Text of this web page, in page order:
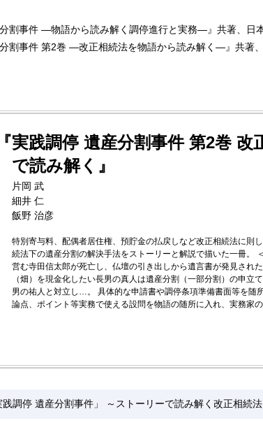
分割事件 ―物語から読み解く調停進行と実務―』共著、日
分割事件 第2巻 ―改正相続法を物語から読み解く―』共著
『実践調停 遺産分割事件 第2巻 改
で読み解く』
片岡 武
細井 仁
飯野 治彦
特別寄与料、配偶者居住権、預貯金の払戻しなど改正相続法に則
続法下の遺産分割の解決手法をストーリーと解説で描いた一冊。
営む寺田信太郎が死亡し、仏壇の引き出しから遺言書が発見され
（畑）を現金化したい長男の真人は遺産分割（一部分割）の申立
男の祐人と対立し…。 具体的な申請書や調停条項準備書面等を随
論点、ポイント等実務で使える設問を物語の随所に入れ、実務家の
践調停 遺産分割事件」 ～ストーリーで読み解く改正相続法